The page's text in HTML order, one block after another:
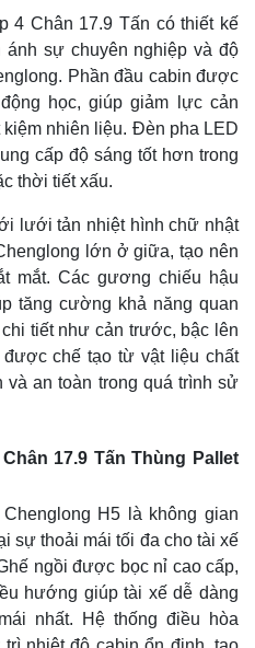
4 Chân 17.9 Tấn có thiết kế
ánh sự chuyên nghiệp và độ
Phần đầu cabin được
học, giúp giảm lực cản
nhiên liệu. Đèn pha LED
cấp độ sáng tốt hơn trong
thời tiết xấu.
lưới tản nhiệt hình chữ nhật
lớn ở giữa, tạo nên
mắt. Các gương chiếu hậu
tăng cường khả năng quan
tiết như cản trước, bậc lên
chế tạo từ vật liệu chất
và an toàn trong quá trình sử
17.9 Tấn Thùng Pallet
H5 là không gian
sự thoải mái tối đa cho tài xế
ngồi được bọc nỉ cao cấp,
hướng giúp tài xế dễ dàng
nhất. Hệ thống điều hòa